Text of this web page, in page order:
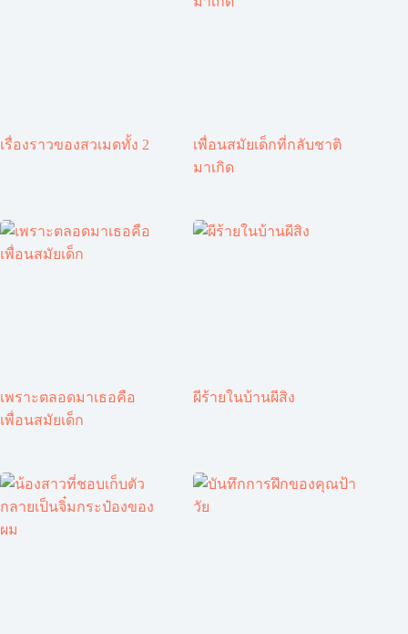
เรื่องราวของสวเมดทั้ง 2
เพื่อนสมัยเด็กที่กลับชาติ
มาเกิด
เพราะตลอดมาเธอคือ
เพื่อนสมัยเด็ก
ผีร้ายในบ้านผีสิง